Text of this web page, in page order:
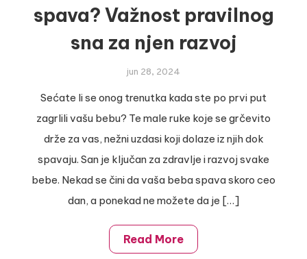
spava? Važnost pravilnog
sna za njen razvoj
jun 28, 2024
Sećate li se onog trenutka kada ste po prvi put
zagrlili vašu bebu? Te male ruke koje se grčevito
drže za vas, nežni uzdasi koji dolaze iz njih dok
spavaju. San je ključan za zdravlje i razvoj svake
bebe. Nekad se čini da vaša beba spava skoro ceo
dan, a ponekad ne možete da je […]
Read More